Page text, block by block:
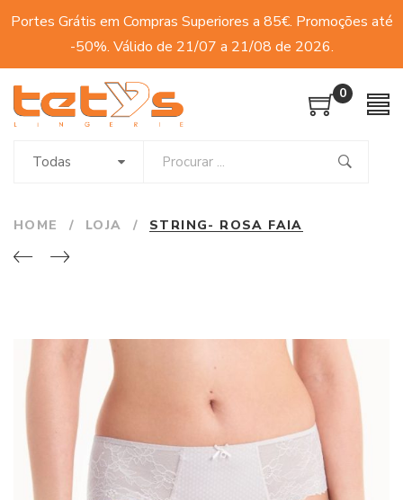
Portes Grátis em Compras Superiores a 85€. Promoções até
-50%. Válido de 21/07 a 21/08 de 2026.
0
Todas
HOME / LOJA / STRING- ROSA FAIA